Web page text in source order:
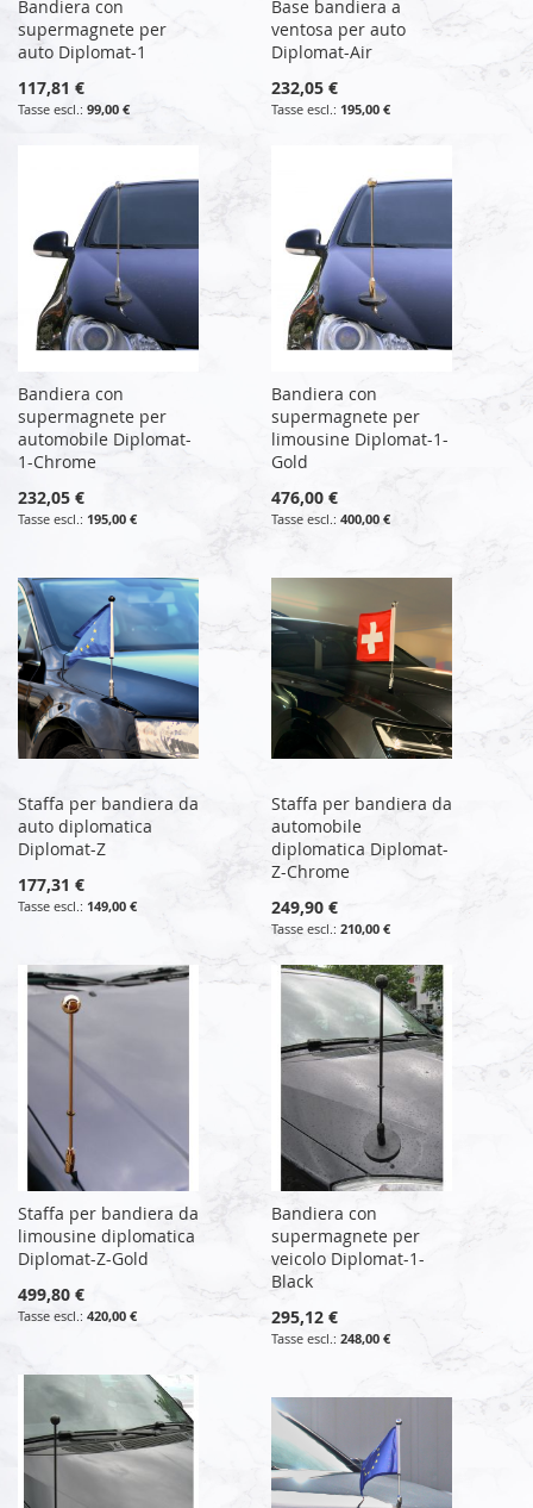
Bandiera con
supermagnete per
auto Diplomat-1
117,81 €
99,00 €
Base bandiera a
ventosa per auto
Diplomat-Air
232,05 €
195,00 €
Bandiera con
supermagnete per
automobile Diplomat-
1-Chrome
232,05 €
195,00 €
Bandiera con
supermagnete per
limousine Diplomat-1-
Gold
476,00 €
400,00 €
Staffa per bandiera da
auto diplomatica
Diplomat-Z
177,31 €
149,00 €
Staffa per bandiera da
automobile
diplomatica Diplomat-
Z-Chrome
249,90 €
210,00 €
Staffa per bandiera da
limousine diplomatica
Diplomat-Z-Gold
499,80 €
420,00 €
Bandiera con
supermagnete per
veicolo Diplomat-1-
Black
295,12 €
248,00 €